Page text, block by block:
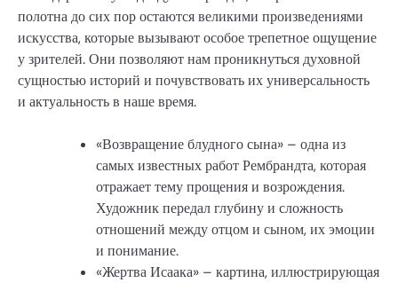
полотна до сих пор остаются великими произведениями
искусства, которые вызывают особое трепетное ощущение
у зрителей. Они позволяют нам проникнуться духовной
сущностью историй и почувствовать их универсальность
и актуальность в наше время.
«Возвращение блудного сына» – одна из
самых известных работ Рембрандта, которая
отражает тему прощения и возрождения.
Художник передал глубину и сложность
отношений между отцом и сыном, их эмоции
и понимание.
«Жертва Исаака» – картина, иллюстрирующая